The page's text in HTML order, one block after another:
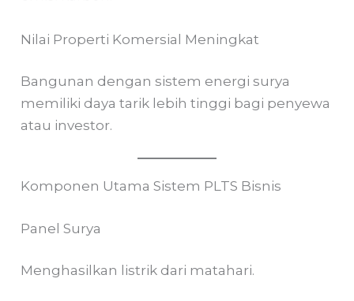
Nilai Properti Komersial Meningkat
Bangunan dengan sistem energi surya
memiliki daya tarik lebih tinggi bagi penyewa
atau investor.
Komponen Utama Sistem PLTS Bisnis
Panel Surya
Menghasilkan listrik dari matahari.